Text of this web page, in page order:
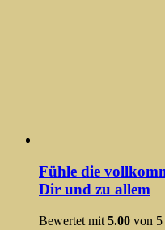
Fühle die
Dir und zu allem
Bewertet mit 5.00 von 5